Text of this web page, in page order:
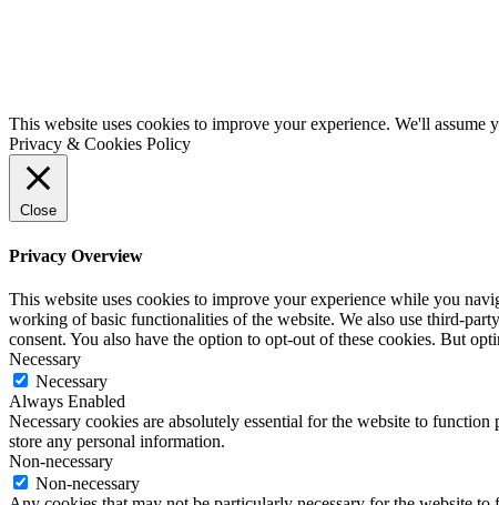
This website uses cookies to improve your experience. We'll
Privacy & Cookies Policy
Close
Privacy Overview
This website uses cookies to improve your experience while you
working of basic functionalities of the website. We also use third-
consent. You also have the option to opt-out of these cookies. But
Necessary
Necessary
Always Enabled
Necessary cookies are absolutely essential for the website to
store any personal information.
Non-necessary
Non-necessary